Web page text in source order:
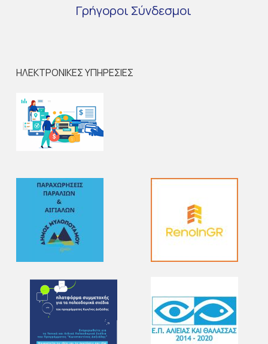
Γρήγοροι Σύνδεσμοι
ΗΛΕΚΤΡΟΝΙΚΕΣ ΥΠΗΡΕΣΙΕΣ